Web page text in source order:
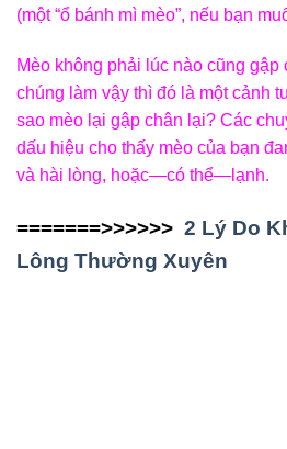
(một “ổ bánh mì mèo”, nếu bạn
Mèo không phải lúc nào cũng
chúng làm vậy thì đó là một cảnh
sao mèo lại gập chân lại? Các
dấu hiệu cho thấy mèo của bạn
và hài lòng, hoặc—có thể—lạnh.
=======>>>>>> 2 Lý Do
Lông Thường Xuyên